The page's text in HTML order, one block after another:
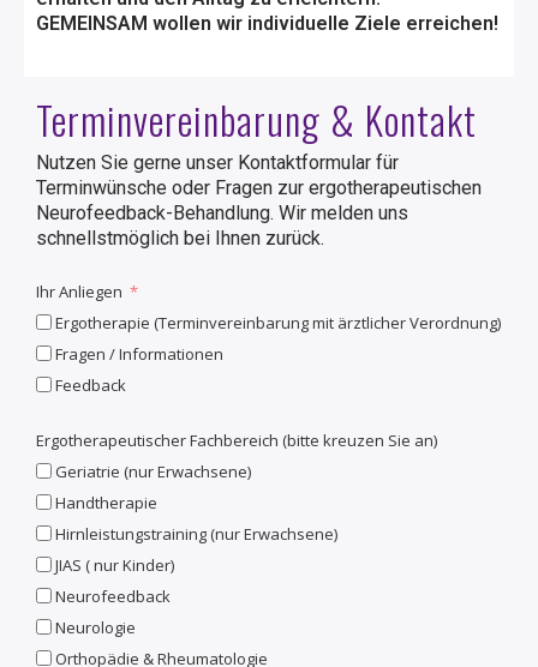
GEMEINSAM wollen wir individuelle Ziele erreichen!
Terminvereinbarung & Kontakt
Nutzen Sie gerne unser Kontaktformular für
Terminwünsche oder Fragen zur ergotherapeutischen
Neurofeedback-Behandlung. Wir melden uns
schnellstmöglich bei Ihnen zurück.
Ihr Anliegen
Ergotherapie (Terminvereinbarung mit ärztlicher Verordnung)
Fragen / Informationen
Feedback
Ergotherapeutischer Fachbereich (bitte kreuzen Sie an)
Geriatrie (nur Erwachsene)
Handtherapie
Hirnleistungstraining (nur Erwachsene)
JIAS ( nur Kinder)
Neurofeedback
Neurologie
Orthopädie & Rheumatologie